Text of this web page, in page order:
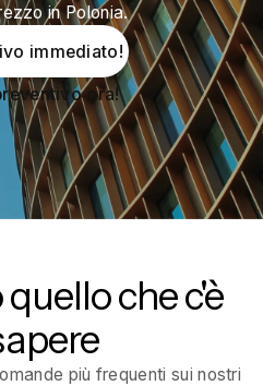
in Polonia.
immediato!
ora!
che c'è
più frequenti sui nostri